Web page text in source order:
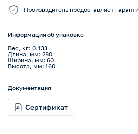
Производитель предоставляет
Информация об упаковке
Вес, кг: 0.133
Длина, мм: 280
Ширина, мм: 60
Высота, мм: 160
Документация
Сертификат